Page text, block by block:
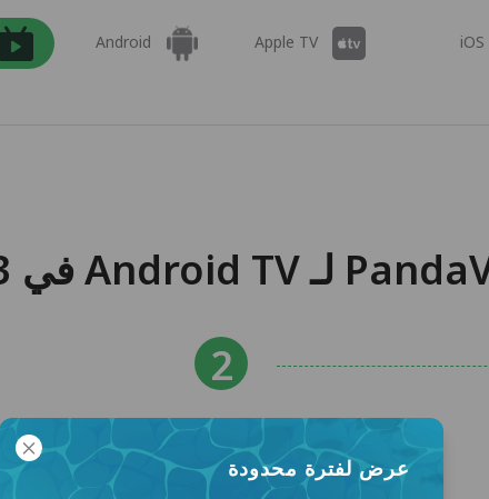
iOS
Apple TV
Android
عرض لفترة محدودة